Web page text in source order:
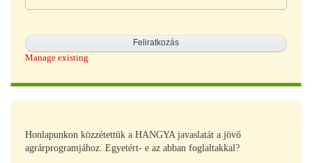
Manage existing
Honlapunkon közzétettük a HANGYA javaslatát a jövő
agrárprogramjához. Egyetért- e az abban foglaltakkal?